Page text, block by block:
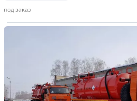
под заказ